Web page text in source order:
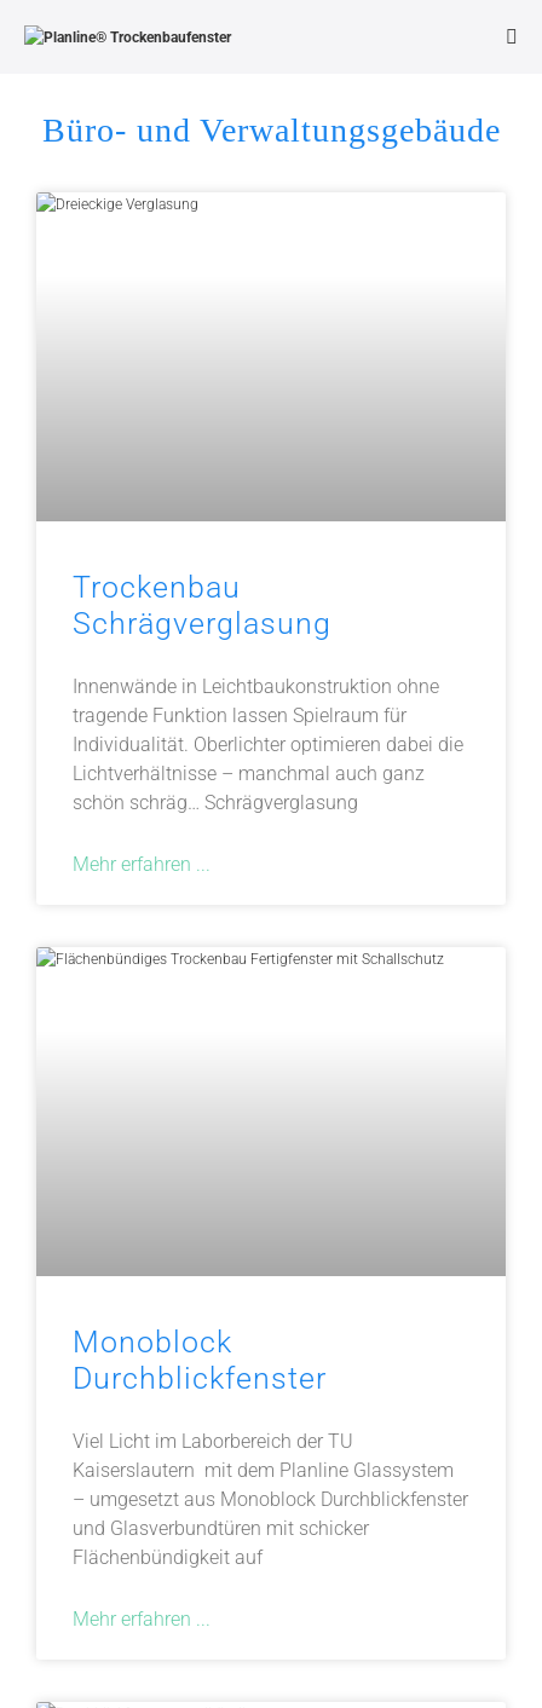
Büro- und Verwaltungsgebäude
Trockenbau
Schrägverglasung
Innenwände in Leichtbaukonstruktion ohne
tragende Funktion lassen Spielraum für
Individualität. Oberlichter optimieren dabei die
Lichtverhältnisse – manchmal auch ganz
schön schräg… Schrägverglasung
Mehr erfahren ...
Monoblock
Durchblickfenster
Viel Licht im Laborbereich der TU
Kaiserslautern mit dem Planline Glassystem
– umgesetzt aus Monoblock Durchblickfenster
und Glasverbundtüren mit schicker
Flächenbündigkeit auf
Mehr erfahren ...